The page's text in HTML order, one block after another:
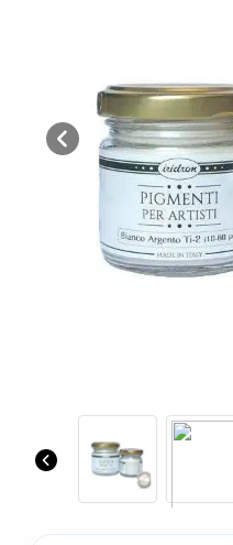
Previous